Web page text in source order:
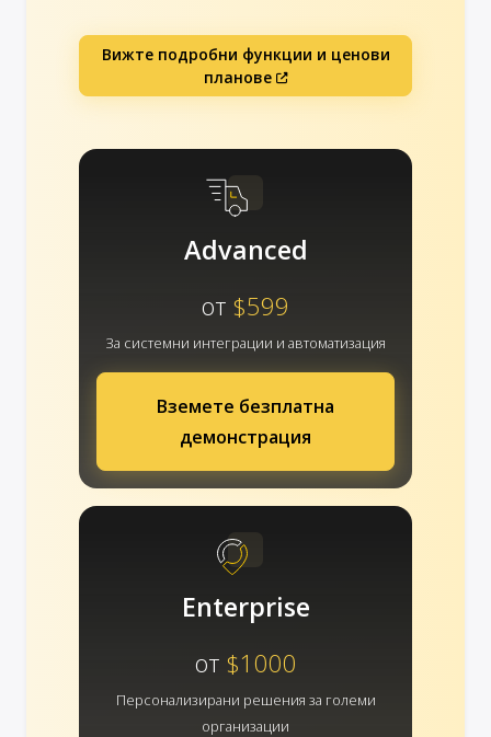
Вижте подробни функции и ценови
планове
Advanced
от $599
За системни интеграции и автоматизация
Вземете безплатна
демонстрация
Enterprise
от $1000
Персонализирани решения за големи
организации